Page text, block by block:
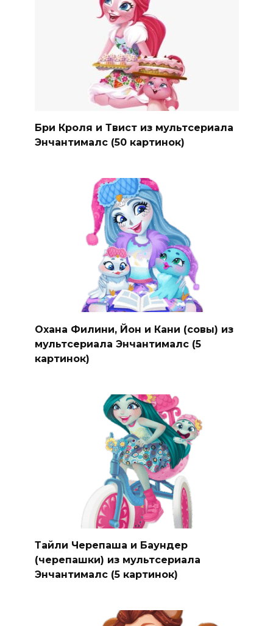
Бри Кроля и Твист из мультсериала
Энчантималс (50 картинок)
Охана Филини, Йон и Кани (совы) из
мультсериала Энчантималс (5
картинок)
Тайли Черепаша и Баундер
(черепашки) из мультсериала
Энчантималс (5 картинок)